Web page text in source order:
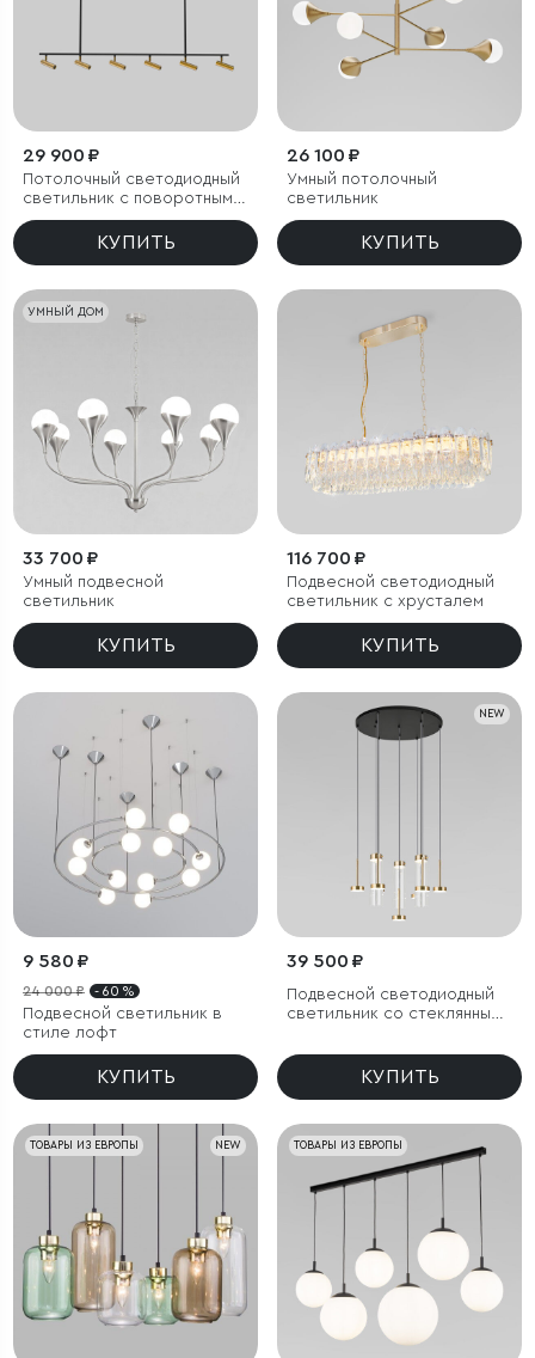
29 900 ₽
Потолочный светодиодный
светильник с поворотным
механизмом
КУПИТЬ
26 100 ₽
Умный потолочный
светильник
КУПИТЬ
УМНЫЙ ДОМ
33 700 ₽
Умный подвесной
светильник
КУПИТЬ
116 700 ₽
Подвесной светодиодный
светильник с хрусталем
КУПИТЬ
9 580 ₽
24 000 ₽ - 60 %
Подвесной светильник в
стиле лофт
КУПИТЬ
NEW
39 500 ₽
Подвесной светодиодный
светильник со стеклянными
КУПИТЬ
NEW
ТОВАРЫ ИЗ ЕВРОПЫ ТОВАРЫ ИЗ ЕВРОПЫ